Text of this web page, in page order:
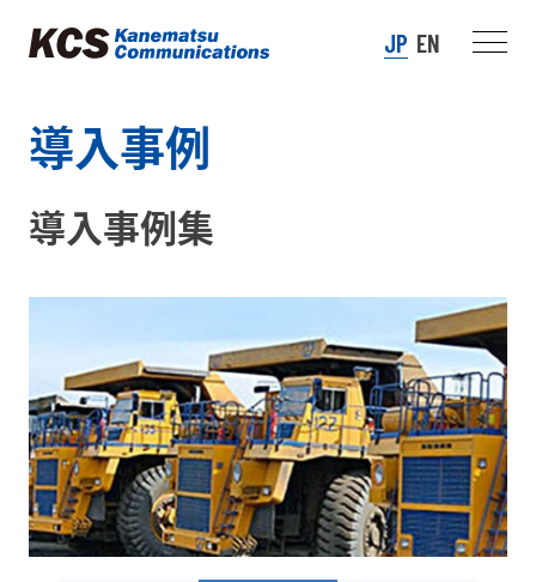
JP EN
導入事例
導入事例集